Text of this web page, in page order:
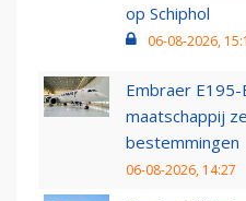
op Schiphol
06-08-2026,
Embraer E195-
maatschappij
bestemmingen
06-08-2026, 14:27